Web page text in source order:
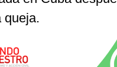
queja.